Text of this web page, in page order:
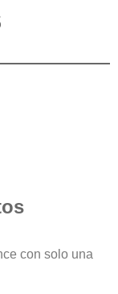
con solo una